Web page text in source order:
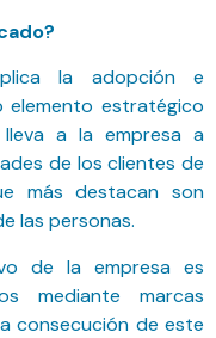
la adopción e
elemento estratégico
lleva a la empresa a
de los clientes de
más destacan son
las personas.
de la empresa es
mediante marcas
consecución de este